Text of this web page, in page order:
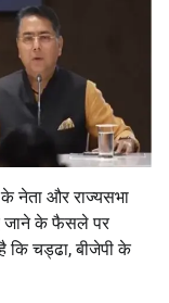
नेता और राज्यसभा
जाने के फैसले पर
कि चड्ढा, बीजेपी के